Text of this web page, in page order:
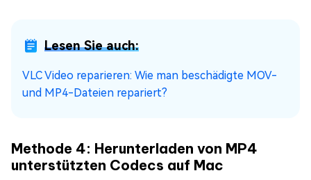
Lesen Sie auch:
VLC Video reparieren: Wie man beschädigte MOV-
und MP4-Dateien repariert?
Methode 4: Herunterladen von MP4
unterstützten Codecs auf Mac